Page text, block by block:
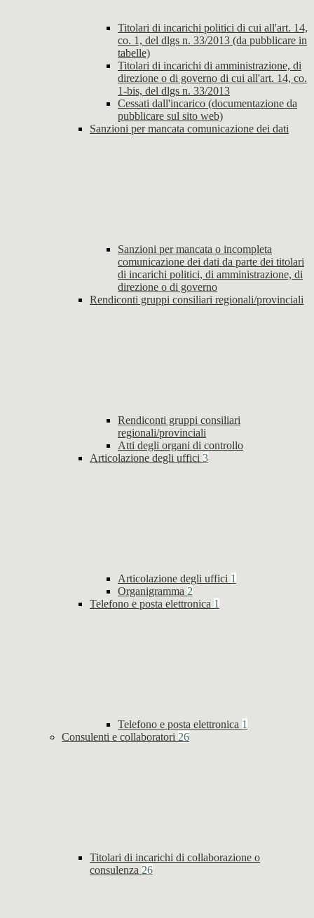
Titolari di incarichi politici di cui all'art. 14,
co. 1, del dlgs n. 33/2013 (da pubblicare in
tabelle)
Titolari di incarichi di amministrazione, di
direzione o di governo di cui all'art. 14, co.
1-bis, del dlgs n. 33/2013
Cessati dall'incarico (documentazione da
pubblicare sul sito web)
Sanzioni per mancata comunicazione dei dati
Sanzioni per mancata o incompleta
comunicazione dei dati da parte dei titolari
di incarichi politici, di amministrazione, di
direzione o di governo
Rendiconti gruppi consiliari regionali/provinciali
Rendiconti gruppi consiliari
regionali/provinciali
Atti degli organi di controllo
Articolazione degli uffici 3
Articolazione degli uffici 1
Organigramma 2
Telefono e posta elettronica 1
Telefono e posta elettronica 1
Consulenti e collaboratori 26
Titolari di incarichi di collaborazione o
consulenza 26